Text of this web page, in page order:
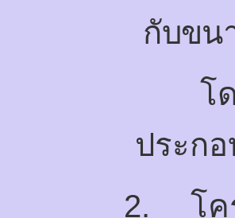
กับขน
โ
ประก
2.
โ